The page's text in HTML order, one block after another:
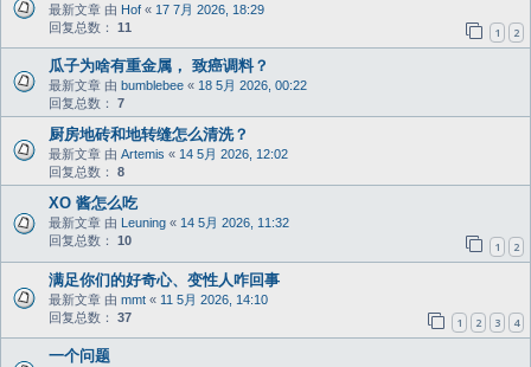
最新文章 由 Hof « 17 7月 2026, 18:29
回复总数： 11 1 2
瓜子为啥有重金属， 致癌调料？
最新文章 由 bumblebee « 18 5月 2026, 00:22
回复总数： 7
厨房地砖和地转缝怎么清洗？
最新文章 由 Artemis « 14 5月 2026, 12:02
回复总数： 8
XO 酱怎么吃
最新文章 由 Leuning « 14 5月 2026, 11:32
回复总数： 10 1 2
满足你们的好奇心、变性人咋回事
最新文章 由 mmt « 11 5月 2026, 14:10
回复总数： 37 1 2 3 4
一个问题